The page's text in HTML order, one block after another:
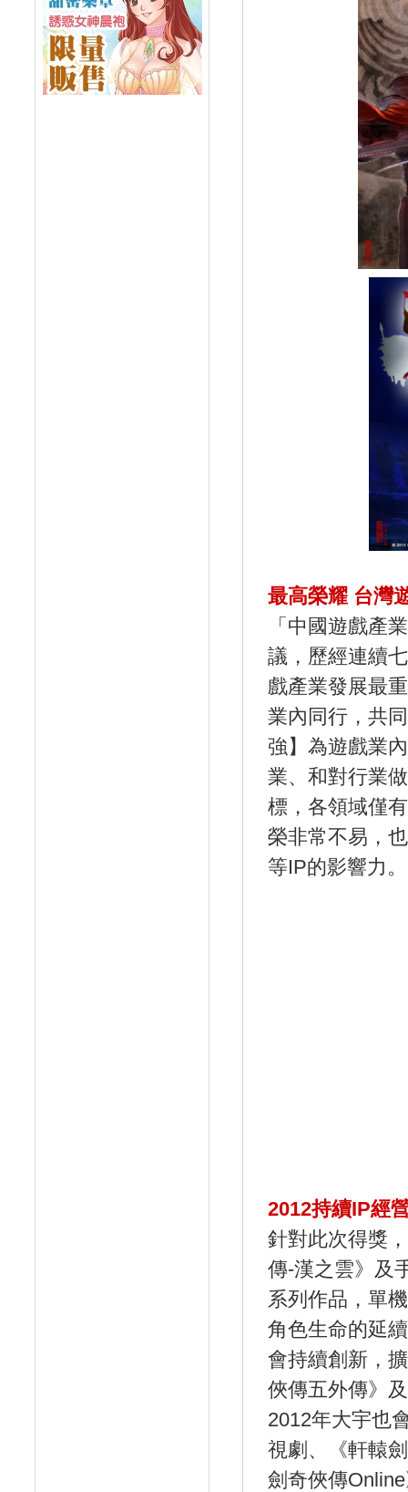
最高榮耀 台灣
「中國遊戲產
議，歷經連續
戲產業發展最
業內同行，共
強】為遊戲業
業、和對行業
標，各領域僅
榮非常不易，
等IP的影響力。
2012持續IP經
針對此次得獎
傳-漢之雲》及
系列作品，單
角色生命的延
會持續創新，
俠傳五外傳》
2012年大宇也
視劇、《軒轅
劍奇俠傳